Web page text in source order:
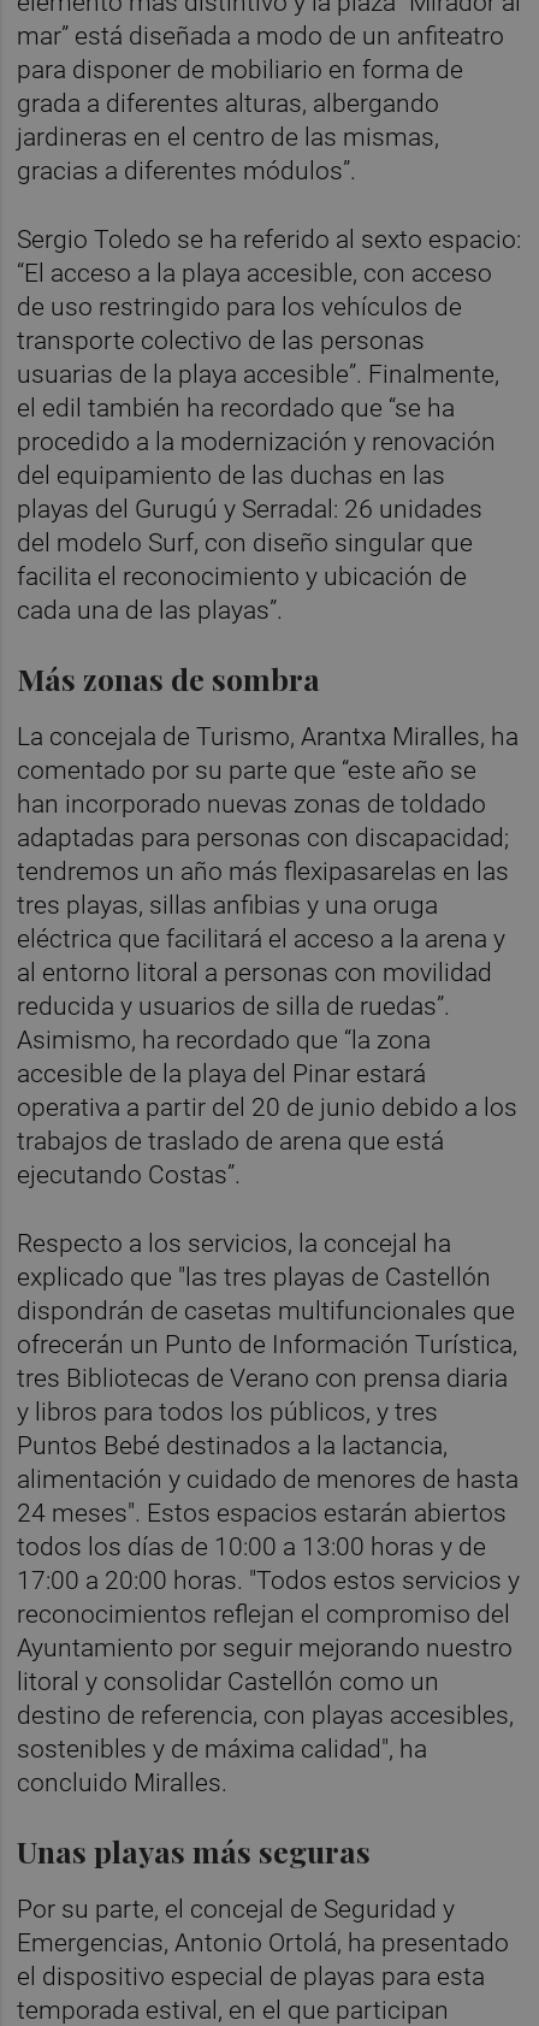
mar” está diseñada a modo de un anfiteatro
para disponer de mobiliario en forma de
grada a diferentes alturas, albergando
jardineras en el centro de las mismas,
gracias a diferentes módulos”.
Sergio Toledo se ha referido al sexto espacio:
“El acceso a la playa accesible, con acceso
de uso restringido para los vehículos de
transporte colectivo de las personas
usuarias de la playa accesible”. Finalmente,
el edil también ha recordado que “se ha
procedido a la modernización y renovación
del equipamiento de las duchas en las
playas del Gurugú y Serradal: 26 unidades
del modelo Surf, con diseño singular que
facilita el reconocimiento y ubicación de
cada una de las playas”.
Más zonas de sombra
La concejala de Turismo, Arantxa Miralles, ha
comentado por su parte que “este año se
han incorporado nuevas zonas de toldado
adaptadas para personas con discapacidad;
tendremos un año más flexipasarelas en las
tres playas, sillas anfibias y una oruga
eléctrica que facilitará el acceso a la arena y
al entorno litoral a personas con movilidad
reducida y usuarios de silla de ruedas”.
Asimismo, ha recordado que “la zona
accesible de la playa del Pinar estará
operativa a partir del 20 de junio debido a los
trabajos de traslado de arena que está
ejecutando Costas”.
Respecto a los servicios, la concejal ha
explicado que "las tres playas de Castellón
dispondrán de casetas multifuncionales que
ofrecerán un Punto de Información Turística,
tres Bibliotecas de Verano con prensa diaria
y libros para todos los públicos, y tres
Puntos Bebé destinados a la lactancia,
alimentación y cuidado de menores de hasta
24 meses". Estos espacios estarán abiertos
todos los días de 10:00 a 13:00 horas y de
17:00 a 20:00 horas. "Todos estos servicios y
reconocimientos reflejan el compromiso del
Ayuntamiento por seguir mejorando nuestro
litoral y consolidar Castellón como un
destino de referencia, con playas accesibles,
sostenibles y de máxima calidad", ha
concluido Miralles.
Unas playas más seguras
Por su parte, el concejal de Seguridad y
Emergencias, Antonio Ortolá, ha presentado
el dispositivo especial de playas para esta
temporada estival, en el que participan